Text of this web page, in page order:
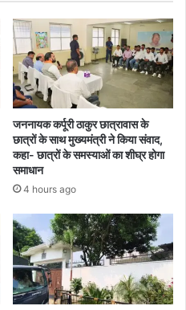
जननायक कर्पूरी ठाकुर छात्रावास के
छात्रों के साथ मुख्यमंत्री ने किया संवाद,
कहा- छात्रों के समस्याओं का शीघ्र होगा
समाधान
4 hours ago